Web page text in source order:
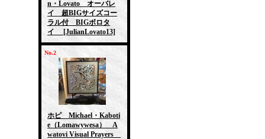
n・Lovato オーバレ
イ 超BIGサイズコー
ラル付 BIGボロタ
イ
[JulianLovato13]
No.2
ホピ Michael・Kaboti
e（Lomawywesa） A
watovi Visual Prayers